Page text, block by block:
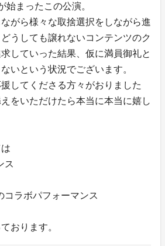
始まったこの公演。
がら様々な取捨選択をしながら進
うしても譲れないコンテンツのク
していった結果、仮に満員御礼と
いという状況でございます。
してくださる方々がおりました
をいただけたら本当に本当に嬉し
ス
コラボパフォーマンス
おります。